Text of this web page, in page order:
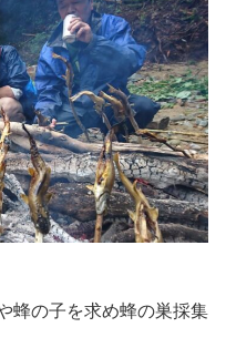
蜂の子を求め蜂の巣採集